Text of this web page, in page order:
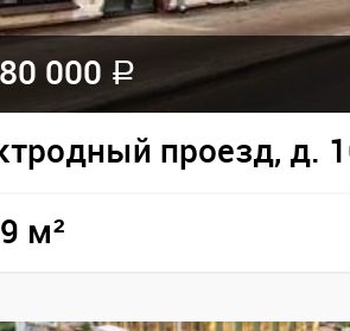
000 a
проезд, д.
м²